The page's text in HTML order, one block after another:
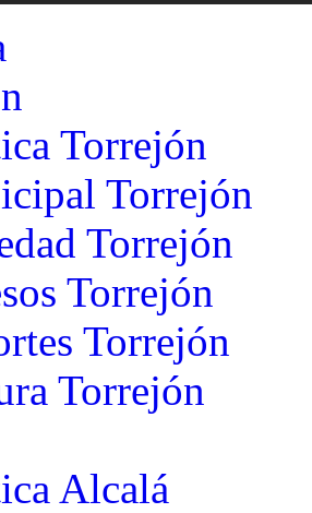
Torrejón
Torrejón
Torrejón
Torrejón
Torrejón
Torrejón
Alcalá